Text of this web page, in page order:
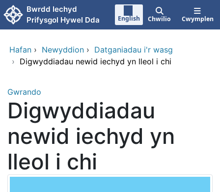
Neidio i'r prif gynnwy
Bwrdd Iechyd
Prifysgol Hywel Dda
English Chwilio Cwymplen
Hafan › Newyddion › Datganiadau i'r wasg
› Digwyddiadau newid iechyd yn lleol i chi
Gwrando
Digwyddiadau
newid iechyd yn
lleol i chi